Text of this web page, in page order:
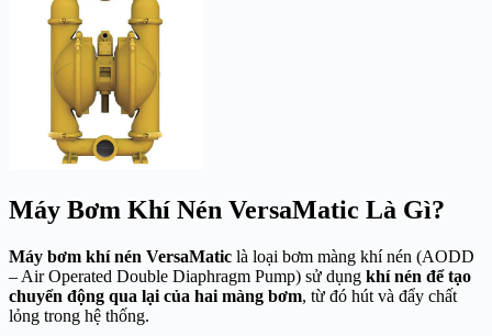
Máy Bơm Khí Nén VersaMatic Là Gì?
Máy bơm khí nén VersaMatic là loại bơm màng khí nén (AODD
– Air Operated Double Diaphragm Pump) sử dụng khí nén để tạo
chuyển động qua lại của hai màng bơm, từ đó hút và đẩy chất
lỏng trong hệ thống.